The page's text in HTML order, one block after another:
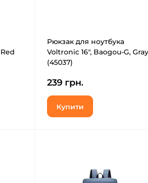
Рюкзак для ноутбука
Voltronic 16", Baogou-G, Gray
(45037)
239 грн.
Купити